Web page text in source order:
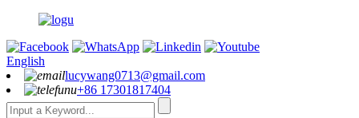
English
lucywang0713@gmail.com
+86 17301817404